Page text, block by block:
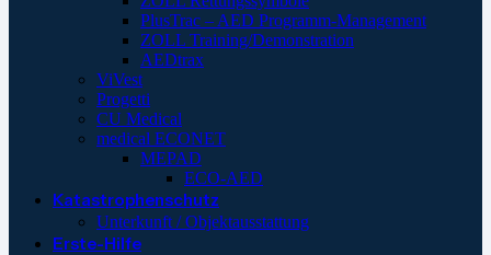
PlusTrac – AED Programm-Management
ZOLL Training/Demonstration
AEDtrax
ViVest
Progetti
CU Medical
medical ECONET
MEPAD
ECO-AED
Katastrophenschutz
Unterkunft / Objektausstattung
Erste-Hilfe